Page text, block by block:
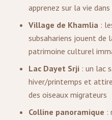
apprenez sur la vie
Village de Khamlia :
subsahariens jouent de
patrimoine culturel
Lac Dayet Srji : un lac
hiver/printemps et
des oiseaux migrateurs
Colline panoramique :